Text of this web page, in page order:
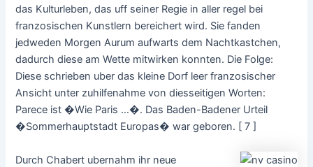
das Kulturleben, das uff seiner Regie in aller regel bei
franzosischen Kunstlern bereichert wird. Sie fanden
jedweden Morgen Aurum aufwarts dem Nachtkastchen,
dadurch diese am Wette mitwirken konnten. Die Folge:
Diese schrieben uber das kleine Dorf leer franzosischer
Ansicht unter zuhilfenahme von diesseitigen Worten:
Parece ist �Wie Paris …�. Das Baden-Badener Urteil
�Sommerhauptstadt Europas� war geboren. [ 7 ]
Durch Chabert ubernahm ihr neue